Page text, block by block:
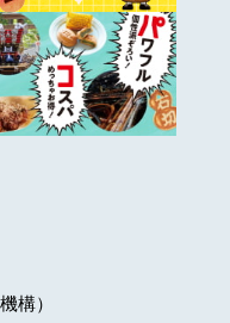
構）